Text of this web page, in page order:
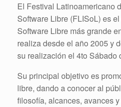
El Festival Latinoamericano
Software Libre (FLISoL) es
Software Libre más grande
realiza desde el año 2005 y
su realización el 4to Sábado
Su principal objetivo es
libre, dando a conocer al
filosofía, alcances, avances